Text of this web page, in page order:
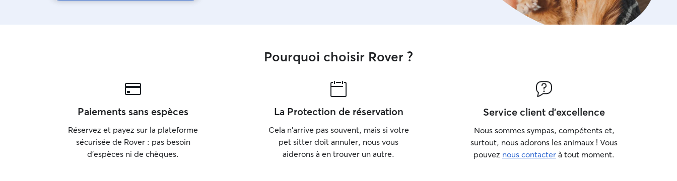
Pourquoi choisir Rover ?
Paiements sans espèces
Réservez et payez sur la plateforme
sécurisée de Rover : pas besoin
d'espèces ni de chèques.
La Protection de réservation
Cela n'arrive pas souvent, mais si votre
pet sitter doit annuler, nous vous
aiderons à en trouver un autre.
Service client d'excellence
Nous sommes sympas, compétents et,
surtout, nous adorons les animaux ! Vous
pouvez nous contacter à tout moment.